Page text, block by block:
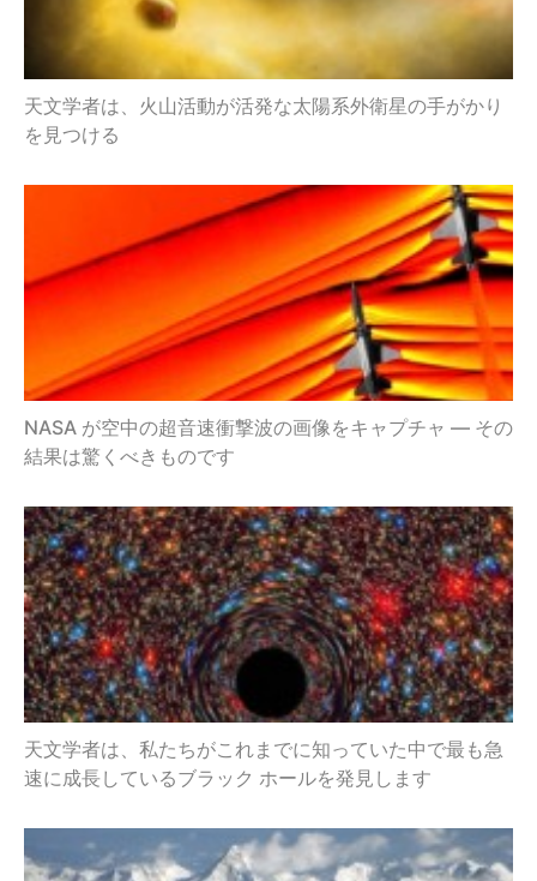
天文学者は、火山活動が活発な太陽系外衛星の手がかり
を見つける
NASA が空中の超音速衝撃波の画像をキャプチャ — その
結果は驚くべきものです
天文学者は、私たちがこれまでに知っていた中で最も急
速に成長しているブラック ホールを発見します